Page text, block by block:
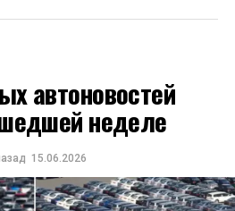
автоновостей
неделе
15.06.2026